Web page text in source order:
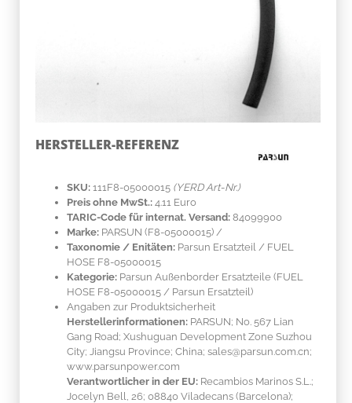
HERSTELLER-REFERENZ
SKU: 111F8-05000015 (YERD Art-Nr.)
Preis ohne MwSt.: 4.11 Euro
TARIC-Code für internat. Versand: 84099900
Marke: PARSUN (F8-05000015) /
Taxonomie / Enitäten: Parsun Ersatzteil / FUEL
HOSE F8-05000015
Kategorie: Parsun Außenborder Ersatzteile (FUEL
HOSE F8-05000015 / Parsun Ersatzteil)
Angaben zur Produktsicherheit
Herstellerinformationen: PARSUN; No. 567 Lian
Gang Road; Xushuguan Development Zone Suzhou
City; Jiangsu Province; China; sales@parsun.com.cn;
www.parsunpower.com
Verantwortlicher in der EU: Recambios Marinos S.L.;
Jocelyn Bell, 26; 08840 Viladecans (Barcelona);